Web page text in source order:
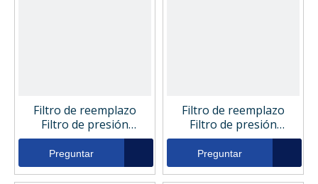
Filtro de reemplazo
Filtro de presión
hidráulica 050063
Preguntar
Filtro de reemplazo
Filtro de presión
hidráulica 040015
Preguntar